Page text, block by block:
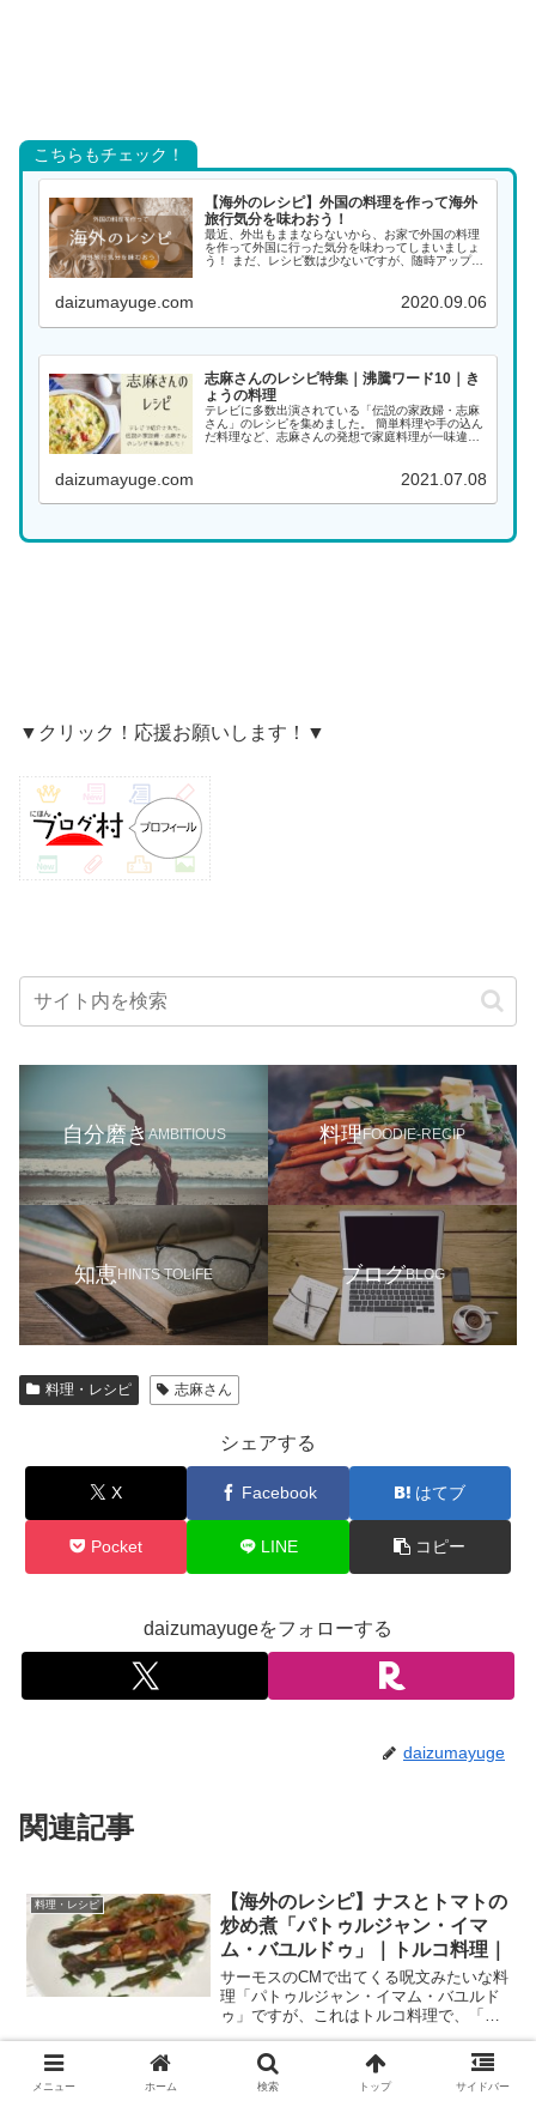
こちらもチェック！
【海外のレシピ】外国の料理を作って海外
旅行気分を味わおう！
最近、外出もままならないから、お家で外国の料理
を作って外国に行った気分を味わってしまいましょ
う！ まだ、レシピ数は少ないですが、随時アップし
daizumayuge.com 2020.09.06
志麻さんのレシピ特集｜沸騰ワード10｜き
ょうの料理
テレビに多数出演されている「伝説の家政婦・志麻
さん」のレシピを集めました。 簡単料理や手の込ん
だ料理など、志麻さんの発想で家庭料理が一味違っ
daizumayuge.com 2021.07.08
▼クリック！応援お願いします！▼
自分磨きAMBITIOUS 料理FOODIE-RECIP
知恵HINTS TOLIFE ブログBLOG
料理・レシピ 志麻さん
シェアする
X Facebook はてブ
Pocket LINE コピー
daizumayugeをフォローする
daizumayuge
関連記事
料理・レシピ
【海外のレシピ】ナスとトマトの
炒め煮「パトゥルジャン・イマ
ム・バユルドゥ」｜トルコ料理｜
サーモスのCMで出てくる呪文みたいな料
理「パトゥルジャン・イマム・バユルド
ゥ」ですが、これはトルコ料理で、「パ
は「お坊さん」、「バユルドゥ」は「気
絶する」という意味です。 お坊さんも気
絶するほどの料理って...
【志麻さんレシピ】ネギホタルイ
カ｜伝説の家政婦・タサン志麻｜
メニュー ホーム 検索 トップ サイドバー